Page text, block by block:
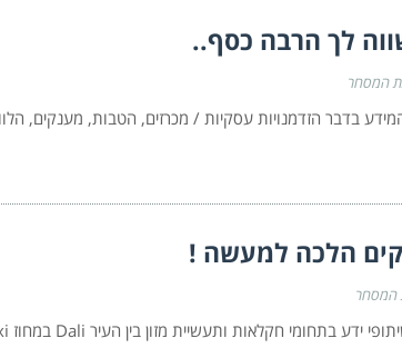
לך הרבה כסף..
המסחר
בדבר הזדמנויות עסקיות / מכרזים, הטבות, מענקים,
הלכה למעשה !
המסחר